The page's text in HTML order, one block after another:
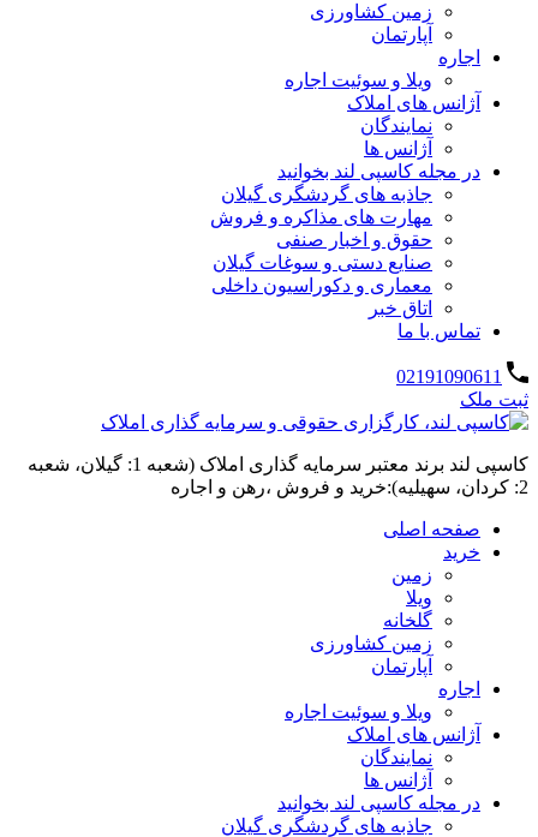
زمین کشاورزی
آپارتمان
اجاره
ویلا و سوئیت اجاره
آژانس های املاک
نمایندگان
آژانس ها
در مجله کاسپی لند بخوانید
جاذبه های گردشگری گیلان
مهارت های مذاکره و فروش
حقوق و اخبار صنفی
صنایع دستی و سوغات گیلان
معماری و دکوراسیون داخلی
اتاق خبر
تماس با ما
02191090611
ثبت ملک
کاسپی لند برند معتبر سرمایه گذاری املاک (شعبه 1: گیلان، شعبه
2: کردان، سهیلیه):خرید و فروش ،رهن و اجاره
صفحه اصلی
خرید
زمین
ویلا
گلخانه
زمین کشاورزی
آپارتمان
اجاره
ویلا و سوئیت اجاره
آژانس های املاک
نمایندگان
آژانس ها
در مجله کاسپی لند بخوانید
جاذبه های گردشگری گیلان